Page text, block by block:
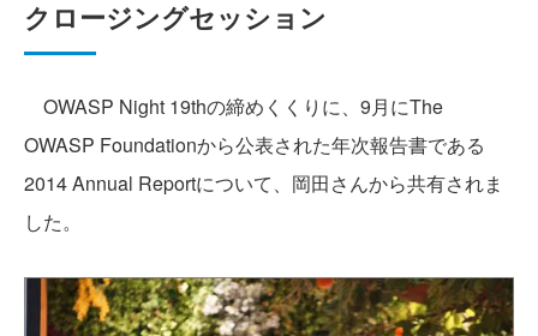
クロージングセッション
OWASP Night 19thの締めくくりに、9月にThe
OWASP Foundationから公表された年次報告書である
2014 Annual Reportについて、岡田さんから共有されま
した。